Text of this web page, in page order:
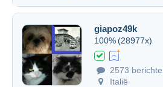
giapoz49k
100% (28977x)
2573
Italië